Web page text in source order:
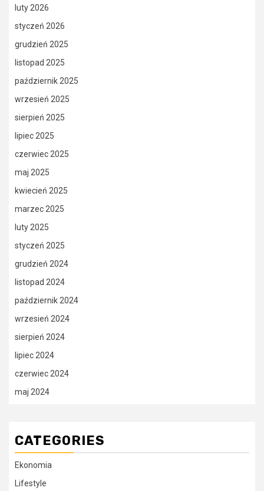
luty 2026
styczeń 2026
grudzień 2025
listopad 2025
październik 2025
wrzesień 2025
sierpień 2025
lipiec 2025
czerwiec 2025
maj 2025
kwiecień 2025
marzec 2025
luty 2025
styczeń 2025
grudzień 2024
listopad 2024
październik 2024
wrzesień 2024
sierpień 2024
lipiec 2024
czerwiec 2024
maj 2024
CATEGORIES
Ekonomia
Lifestyle